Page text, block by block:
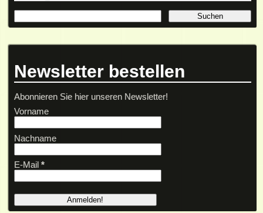
Newsletter bestellen
Abonnieren Sie hier unseren Newsletter!
Vorname
Nachname
E-Mail *